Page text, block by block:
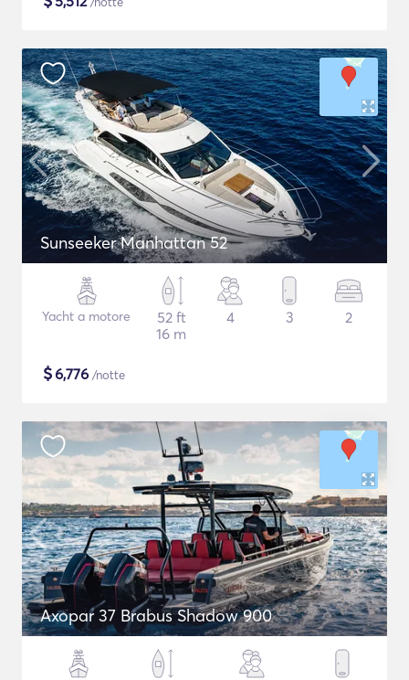
Sunseeker Manhattan 52
Yacht a motore
52 ft
16 m
4 3 2
$6,776 /notte
Axopar 37 Brabus Shadow 900